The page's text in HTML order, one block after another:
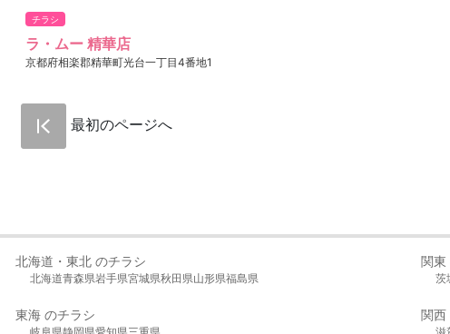
チラシ
ラ・ムー 精華店
京都府相楽郡精華町光台一丁目4番地1
最初のページへ
北海道・東北 のチラシ
北海道青森県岩手県宮城県秋田県山形県福島県
関東
茨
東海 のチラシ 関西